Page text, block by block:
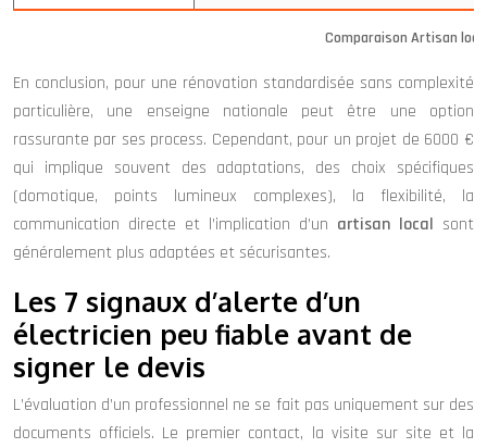
Comparaison Artisan
En conclusion, pour une rénovation standardisée sans complexité
particulière, une enseigne nationale peut être une option
rassurante par ses process. Cependant, pour un projet de 6000 €
qui implique souvent des adaptations, des choix spécifiques
(domotique, points lumineux complexes), la flexibilité, la
communication directe et l’implication d’un artisan local sont
généralement plus adaptées et sécurisantes.
Les 7 signaux d’alerte d’un
électricien peu fiable avant de
signer le devis
L’évaluation d’un professionnel ne se fait pas uniquement sur des
documents officiels. Le premier contact, la visite sur site et la